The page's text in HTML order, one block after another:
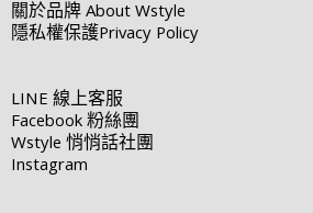
關於品牌About Wstyle
隱私權保護Privacy Policy
LINE線上客服
Facebook粉絲團
Wstyle悄悄話社團
Instagram